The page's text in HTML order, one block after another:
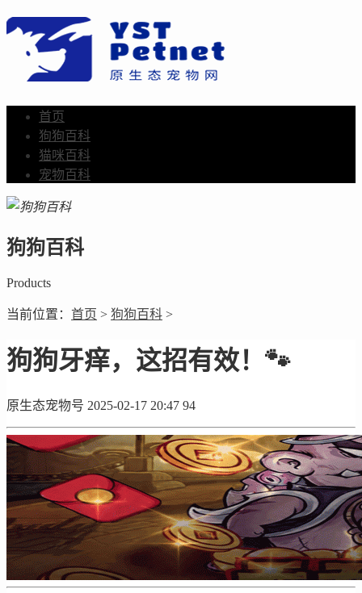
首页
狗狗百科
猫咪百科
宠物百科
狗狗百科
Products
当前位置： 首页 > 狗狗百科 >
狗狗牙痒，这招有效！🐾
原生态宠物号 2025-02-17 20:47 94